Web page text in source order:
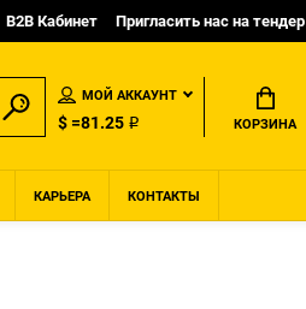
B2B Кабинет Пригласить нас на тендер
МОЙ АККАУНТ
$ =81.25 ₽ КОРЗИНА
КАРЬЕРА КОНТАКТЫ